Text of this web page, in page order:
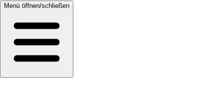
Menü öffnen/schließen